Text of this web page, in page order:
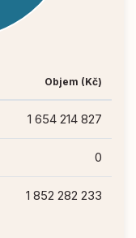
Objem (Kč)
1 654 214 827
0
1 852 282 233